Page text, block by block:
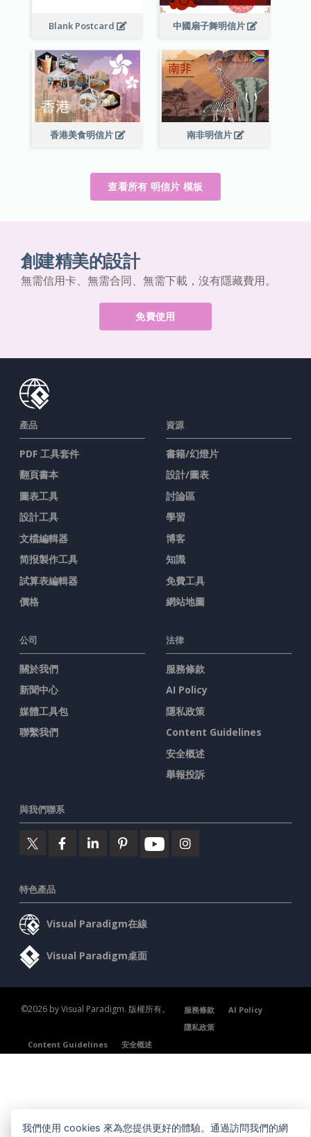
Blank Postcard 中國扇子舞明信片
香港美食明信片 南非明信片
查看所有 明信片 模板
創建精美的設計
無需信用卡、無需合同、無需下載，沒有隱藏費用。
免費使用
產品
PDF 工具套件
翻頁書本
圖表工具
設計工具
文檔編輯器
简报製作工具
試算表編輯器
價格
資源
書籍/幻燈片
設計/圖表
討論區
學習
博客
知識
免費工具
網站地圖
公司
關於我們
新聞中心
媒體工具包
聯繫我們
法律
服務條款
AI Policy
隱私政策
Content Guidelines
安全概述
舉報投訴
與我們聯系
特色產品
Visual Paradigm在線
Visual Paradigm桌面
©2026 by Visual Paradigm. 版權所有。 服務條款
AI Policy
隱私政策
Content Guidelines
安全概述
我們使用 cookies 來為您提供更好的體驗。通過訪問我們的網